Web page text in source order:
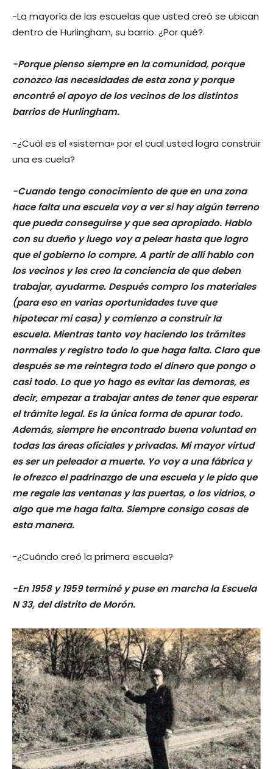
-La mayoría de las escuelas que usted creó se ubican
dentro de Hurlingham, su barrio. ¿Por qué?
-Porque pienso siempre en la comunidad, porque
conozco las necesidades de esta zona y porque
encontré el apoyo de los vecinos de los distintos
barrios de Hurlingham.
-¿Cuál es el «sistema» por el cual usted logra construir
una es cuela?
-Cuando tengo conocimiento de que en una zona
hace falta una escuela voy a ver si hay algún terreno
que pueda conseguirse y que sea apropiado. Hablo
con su dueño y luego voy a pelear hasta que logro
que el gobierno lo compre. A partir de allí hablo con
los vecinos y les creo la conciencia de que deben
trabajar, ayudarme. Después compro los materiales
(para eso en varias oportunidades tuve que
hipotecar mi casa) y comienzo a construir la
escuela. Mientras tanto voy haciendo los trámites
normales y registro todo lo que haga falta. Claro que
después se me reintegra todo el dinero que pongo o
casi todo. Lo que yo hago es evitar las demoras, es
decir, empezar a trabajar antes de tener que esperar
el trámite legal. Es la única forma de apurar todo.
Además, siempre he encontrado buena voluntad en
todas las áreas oficiales y privadas. Mi mayor virtud
es ser un peleador a muerte. Yo voy a una fábrica y
le ofrezco el padrinazgo de una escuela y le pido que
me regale las ventanas y las puertas, o los vidrios, o
algo que me haga falta. Siempre consigo cosas de
esta manera.
-¿Cuándo creó la primera escuela?
-En 1958 y 1959 terminé y puse en marcha la Escuela
N 33, del distrito de Morón.